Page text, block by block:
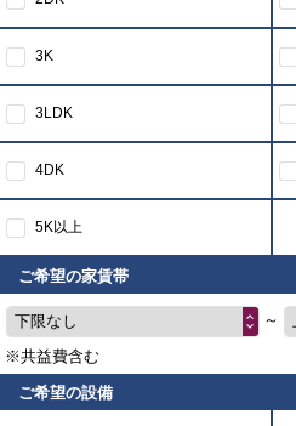
3K
3LDK
4DK
5K以上
ご希望の家賃帯
下限なし ～
※共益費含む
ご希望の設備